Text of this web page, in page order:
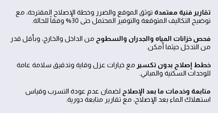
تقارير فنية معتمدة توثق الموقع والضرر وخطة الإصلاح المقترحة، مع
توضيح التكاليف المتوقعة والتوفير المحتمل حتى 30% وفقاً للحالة.
فحص خزانات المياه والجدران والسطوح من الداخل والخارج، وبأقل قدر
من التدخل حيثما أمكن.
خطط إصلاح بدون تكسير مع خيارات عزل وقاية وتدقيق سلامة عامة
للوحدات السكنية والمباني.
متابعة وخدمات ما بعد الإصلاح لضمان عدم عودة التسرب وقياس
استهلاك الماء بعد الإصلاح، مع تقارير متابعة دورية.